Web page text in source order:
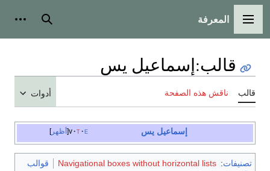
القائمة الرئيسية
المعرفة بحث
قالب:إسماعيل يس
قالب ناقش هذه الصفحة أدوات
أظهر v t e إسماعيل يس
تصنيفات:
Navigational boxes without horizontal lists
قوالب